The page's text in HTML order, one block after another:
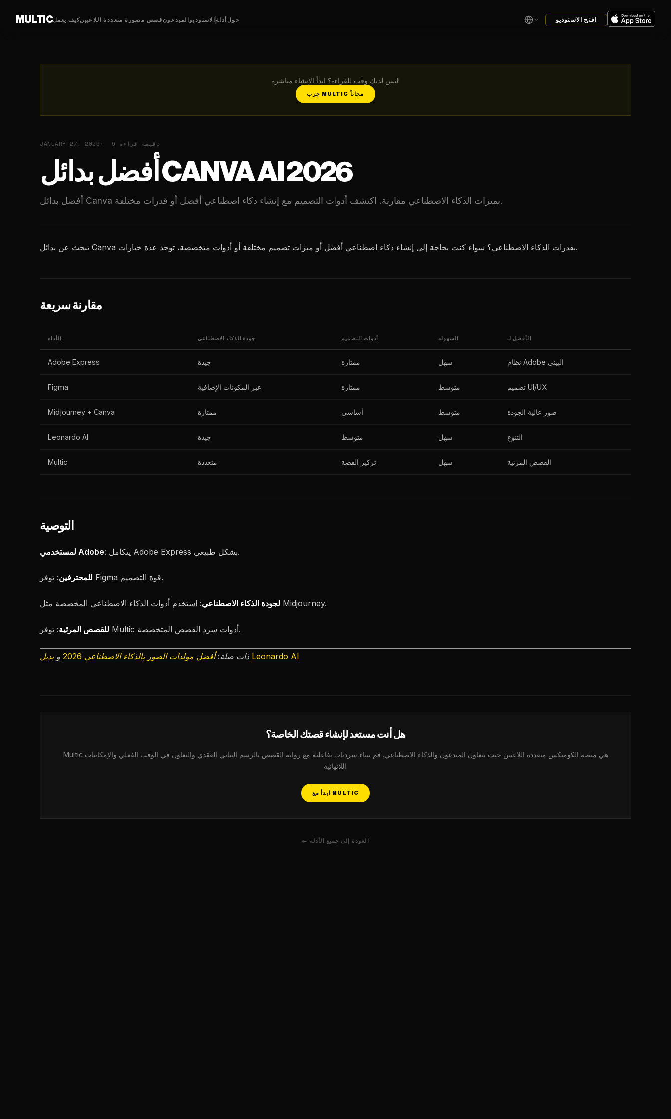
MULTICكيف يعملقصص مصورة متعددة اللاعبين المبدعون الاستوديو أدلة حول افتح الاستوديو
ليس لديك وقت للقراءة؟ ابدأ الإنشاء مباشرة!
جرب MULTIC مجاناً
JANUARY 27, 2026 9 دقيقة قراءة
أفضل بدائل CANVA AI 2026
أفضل بدائل Canva بميزات الذكاء الاصطناعي مقارنة. اكتشف أدوات التصميم مع إنشاء ذكاء اصطناعي أفضل أو قدرات مختلفة.
تبحث عن بدائل Canva بقدرات الذكاء الاصطناعي؟ سواء كنت بحاجة إلى إنشاء ذكاء اصطناعي أفضل أو ميزات تصميم مختلفة أو أدوات متخصصة، توجد عدة خيارات.
مقارنة سريعة
الأداة جودة الذكاء الاصطناعي أدوات التصميم السهولة الأفضل لـ
Adobe Express جيدة ممتازة سهل نظام Adobe البيئي
Figma عبر المكونات الإضافية ممتازة متوسط تصميم UI/UX
Midjourney + Canva ممتازة أساسي متوسط صور عالية الجودة
Leonardo AI جيدة متوسط سهل التنوع
Multic متعددة تركيز القصة سهل القصص المرئية
التوصية
لمستخدمي Adobe : يتكامل Adobe Express بشكل طبيعي.
للمحترفين : توفر Figma قوة التصميم.
لجودة الذكاء الاصطناعي : استخدم أدوات الذكاء الاصطناعي المخصصة مثل Midjourney.
للقصص المرئية : توفر Multic أدوات سرد القصص المتخصصة.
ذات صلة:أفضل مولدات الصور بالذكاء الاصطناعي 2026 و بديل Leonardo AI
هل أنت مستعد لإنشاء قصتك الخاصة؟
Multic هي منصة الكوميكس متعددة اللاعبين حيث يتعاون المبدعون والذكاء الاصطناعي. قم ببناء سرديات تفاعلية مع رواية القصص بالرسم البياني العقدي والتعاون في الوقت الفعلي والإمكانيات
اللانهائية.
ابدأ مع MULTIC
← العودة إلى جميع الأدلة